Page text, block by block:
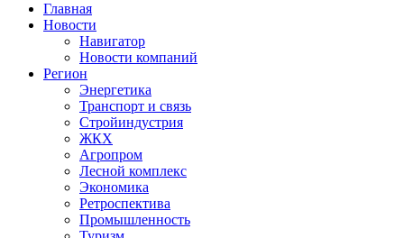
Главная
Новости
Навигатор
Новости компаний
Регион
Энергетика
Транспорт и связь
Стройиндустрия
ЖКХ
Агропром
Лесной комплекс
Экономика
Ретроспектива
Промышленность